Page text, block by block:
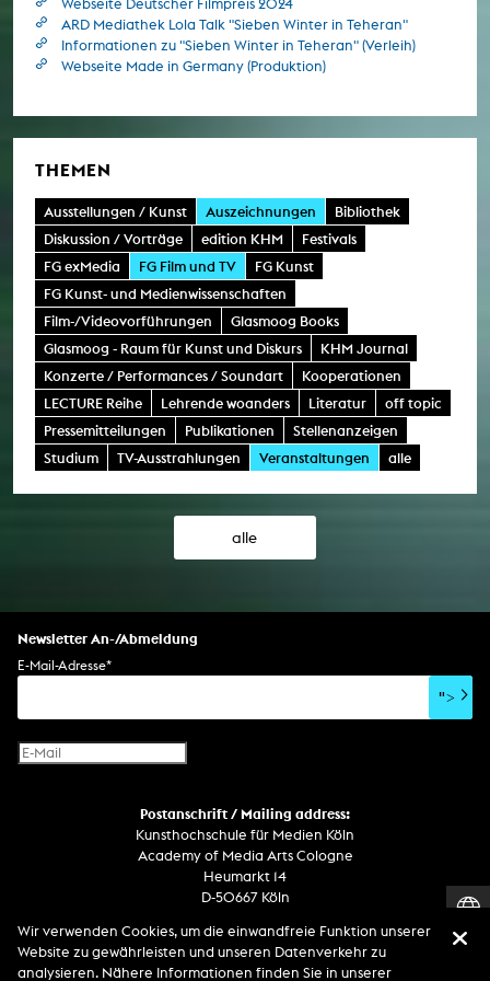
Webseite Deutscher Filmpreis 2024
ARD Mediathek Lola Talk "Sieben Winter in Teheran"
Informationen zu "Sieben Winter in Teheran" (Verleih)
Webseite Made in Germany (Produktion)
THEMEN
Ausstellungen / Kunst Auszeichnungen
Bibliothek
Diskussion / Vorträge
edition KHM
Festivals
FG exMedia
FG Film und TV
FG Kunst
FG Kunst- und Medienwissenschaften
Film-/Videovorführungen
Glasmoog Books
Glasmoog - Raum für Kunst und Diskurs
KHM Journal
Konzerte / Performances / Soundart
Kooperationen
LECTURE Reihe
Lehrende woanders Literatur
off topic
Pressemitteilungen
Publikationen
Stellenanzeigen
Studium
TV-Ausstrahlungen Veranstaltungen alle
alle
Newsletter An-/Abmeldung
E-Mail-Adresse*
">
Postanschrift / Mailing address:
Kunsthochschule für Medien Köln
Academy of Media Arts Cologne
Heumarkt 14
D-50667 Köln
Telefon
Zentrale / Empfang +49 221 201 89 - 0 / - 400
Wir verwenden Cookies, um die einwandfreie Funktion unserer
Website zu gewährleisten und unseren Datenverkehr zu
analysieren. Nähere Informationen finden Sie in unserer